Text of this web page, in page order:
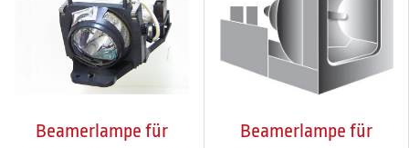
Beamerlampe für
Beamerlampe für